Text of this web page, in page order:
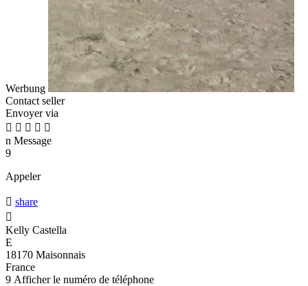
Werbung
Contact seller
Envoyer via
    
n Message
9
Appeler
 share

Kelly Castella
E
18170 Maisonnais
France
9 Afficher le numéro de téléphone